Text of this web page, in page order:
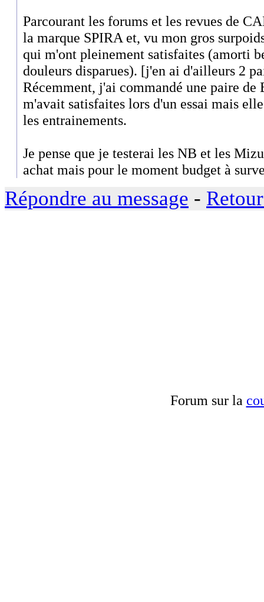
Parcourant les forums et les revues de
la marque SPIRA et, vu mon gros
qui m'ont pleinement satisfaites (amorti
douleurs disparues). [j'en ai d'ailleurs 2
Récemment, j'ai commandé une paire
m'avait satisfaites lors d'un essai mais
les entrainements.
Je pense que je testerai les NB et les
achat mais pour le moment budget à
Répondre au message -
Forum sur la